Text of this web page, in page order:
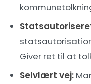
Giver ret til at
Selvlært vej: